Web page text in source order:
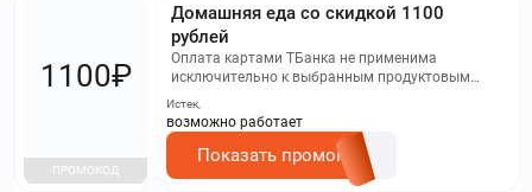
Домашняя еда со скидкой 1100
рублей
Оплата картами ТБанка не применима
исключительно к выбранным продуктовым
линейкам: Приём 2, Приём 3, Приём 4, Приём 5.
1100₽
ПРОМОКОД
Истек,
возможно работает
Показать промокод